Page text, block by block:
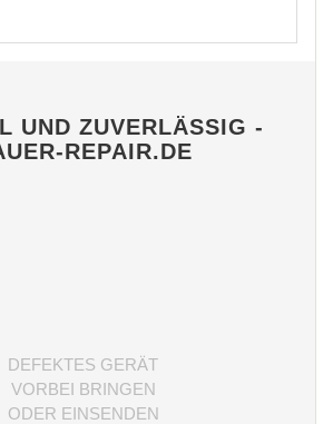
UND ZUVERLÄSSIG -
REPAIR.DE
DEFEKTES GERÄT
VORBEI BRINGEN
ODER EINSENDEN